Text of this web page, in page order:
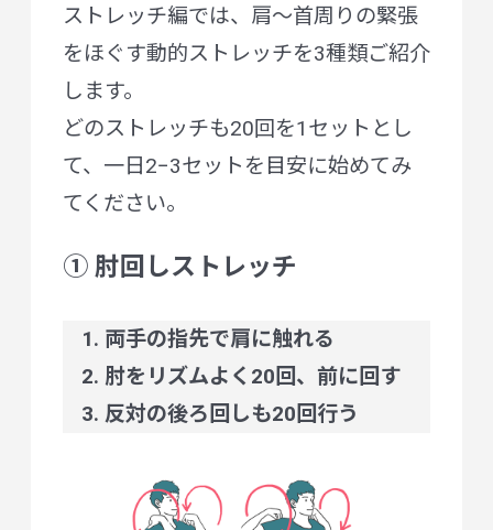
ストレッチ編では、肩〜首周りの緊張
をほぐす動的ストレッチを3種類ご紹介
します。
どのストレッチも20回を1セットとし
て、一日2−3セットを目安に始めてみ
てください。
① 肘回しストレッチ
両手の指先で肩に触れる
肘をリズムよく20回、前に回す
反対の後ろ回しも20回行う